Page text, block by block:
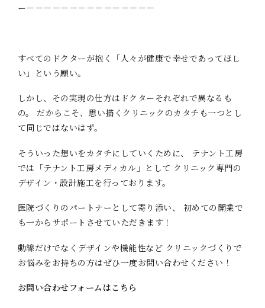
ー－－－－－－－－－－－－－－－
すべてのドクターが抱く「人々が健康で幸せであってほし
い」という願い。
しかし、その実現の仕方はドクターそれぞれで異なるも
の。 だからこそ、思い描くクリニックのカタチも一つとし
て同じではないはず。
そういった想いをカタチにしていくために、 テナント工房
では「テナント工房メディカル」として クリニック専門の
デザイン・設計施工を行っております。
医院づくりのパートナーとして寄り添い、 初めての開業で
も一からサポートさせていただきます！
動線だけでなくデザインや機能性など クリニックづくりで
お悩みをお持ちの方はぜひ一度お問い合わせください！
お問い合わせフォームはこちら